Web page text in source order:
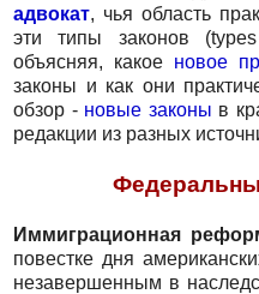
адвокат, чья область
эти типы законов
объясняя, какое новое
законы и как они
обзор - новые законы в
редакции из разных
Иммиграционная
повестке дня
незавершенным в